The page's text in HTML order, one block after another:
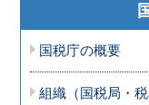
国税庁の概要
組織（国税局・税